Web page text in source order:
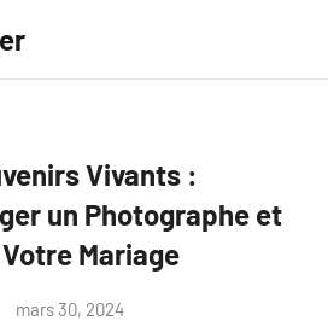
Vivants :
un Photographe et
Mariage
mars 30, 2024